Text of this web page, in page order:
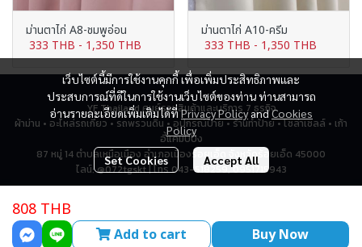
ม่านตาไก่ A8-ชมพูอ่อน
333 THB - 1,350 THB
ม่านตาไก่ A10-ครีม
333 THB - 1,350 THB
808 THB
Add to cart Buy Now
เว็บไซต์นี้มีการใช้งานคุกกี้ เพื่อเพิ่มประสิทธิภาพและ
ประสบการณ์ที่ดีในการใช้งานเว็บไซต์ของท่าน ท่านสามารถ
อ่านรายละเอียดเพิ่มเติมได้ที่Privacy PolicyandCookies
Policy
Set Cookies Accept All
YF Thailand ศูนย์รวมสินค้าและบริการ 7 ธุรกิจ
ผ้าม่าน • อะไหล่รถเกี่ยว • รถพรวนดิน • อุปกรณ์ป้าย • ร้านทำป้าย • โซล่าเซลล์ • เก้า
อี้แคมป์ปิ้ง
87 หมู่ 14 ตำบลเหนือเมือง อำเภอเมืองร้อยเอ็ด จังหวัดร้อยเอ็ด 45000
ไลน์: @072tgskt | โทร 043-518259, 0951715943
Total Visitor2,798,739